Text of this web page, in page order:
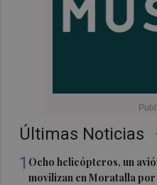
Últimas Noticias
1 Ocho helicópteros, un
movilizan en Moratalla